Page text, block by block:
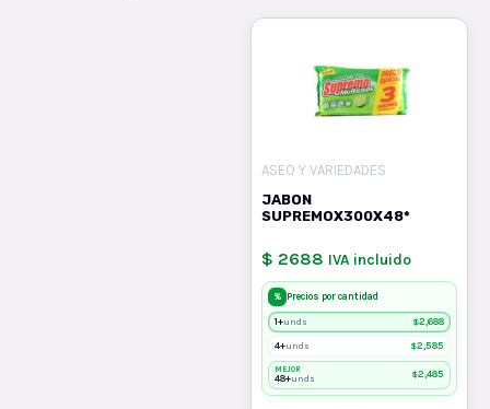
ASEO Y VARIEDADES
JABON
SUPREMOX300X48*
$ 2688 IVA incluido
% Precios por cantidad
1+unds $2,688
4+unds $2,585
MEJOR
48+unds $2,485